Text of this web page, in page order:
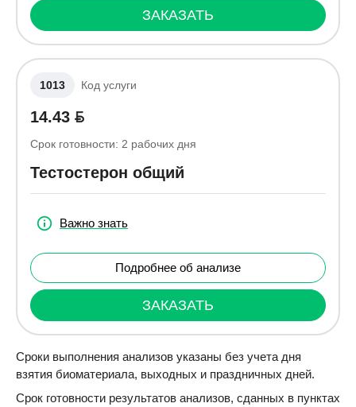
ЗАКАЗАТЬ
1013 Код услуги
14.43
Срок готовности: 2 рабочих дня
Тестостерон общий
Важно знать
Подробнее об анализе
ЗАКАЗАТЬ
Сроки выполнения анализов указаны без учета дня
взятия биоматериала, выходных и праздничных дней.
Срок готовности результатов анализов, сданных в пунктах